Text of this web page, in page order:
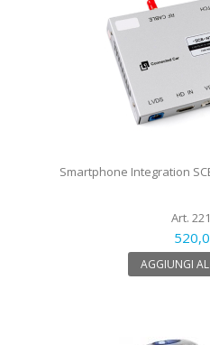
Smartphone Integration
Art.
AGGIUNGI AL